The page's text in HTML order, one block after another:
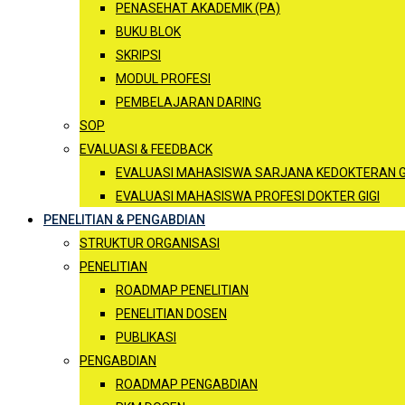
PENASEHAT AKADEMIK (PA)
BUKU BLOK
SKRIPSI
MODUL PROFESI
PEMBELAJARAN DARING
SOP
EVALUASI & FEEDBACK
EVALUASI MAHASISWA SARJANA KEDOKTERAN
EVALUASI MAHASISWA PROFESI DOKTER GIGI
PENELITIAN & PENGABDIAN
STRUKTUR ORGANISASI
PENELITIAN
ROADMAP PENELITIAN
PENELITIAN DOSEN
PUBLIKASI
PENGABDIAN
ROADMAP PENGABDIAN